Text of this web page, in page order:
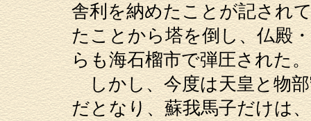
舎利を納めたことが記され
たことから塔を倒し、仏殿
らも海石榴市で弾圧された。
しかし、今度は天皇と物部
だとなり、蘇我馬子だけは